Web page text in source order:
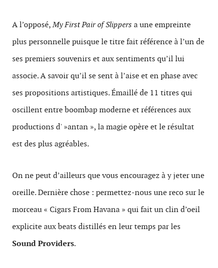
A l’opposé,My First Pair of Slippers a une empreinte
plus personnelle puisque le titre fait référence à l’un de
ses premiers souvenirs et aux sentiments qu’il lui
associe. A savoir qu’il se sent à l’aise et en phase avec
ses propositions artistiques. Émaillé de 11 titres qui
oscillent entre boombap moderne et références aux
productions d' »antan », la magie opère et le résultat
est des plus agréables.
On ne peut d’ailleurs que vous encouragez à y jeter une
oreille. Dernière chose : permettez-nous une reco sur le
morceau « Cigars From Havana » qui fait un clin d’oeil
explicite aux beats distillés en leur temps par les
Sound Providers.